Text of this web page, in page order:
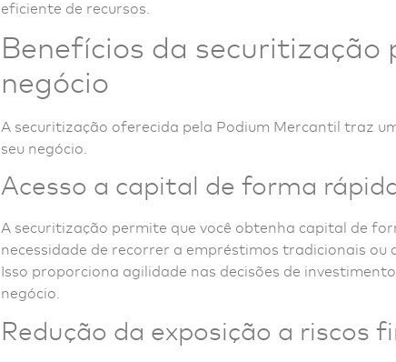
eficiente de recursos.
Benefícios da securitização
negócio
A securitização oferecida pela Podium Mercantil traz
seu negócio.
Acesso a capital de forma
A securitização permite que você obtenha capital de
necessidade de recorrer a empréstimos tradicionais ou
Isso proporciona agilidade nas decisões de
negócio.
Redução da exposição a riscos